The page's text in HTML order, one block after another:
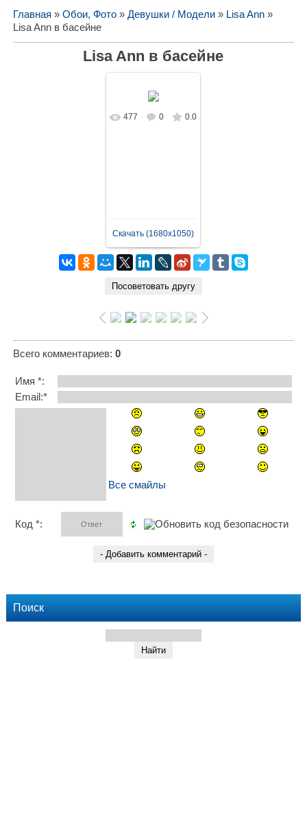
Главная » Обои, Фото» Девушки / Модели» Lisa Ann»
Lisa Ann в басейне
Lisa Ann в басейне
В реальном
477 0 0.0
Скачать (1680x1050)
Всего комментариев: 0
Имя *:
Email:*
Все смайлы
Код *:
Поиск